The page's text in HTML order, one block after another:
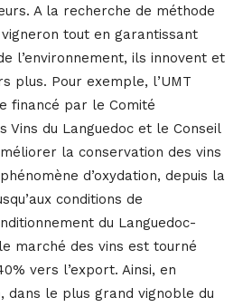
A la recherche de méthode
tout en garantissant
l’environnement, ils innovent et
plus. Pour exemple, l’UMT
financé par le Comité
Vins du Languedoc et le Conseil
la conservation des vins
d’oxydation, depuis la
conditions de
du Languedoc-
marché des vins est tourné
vers l’export. Ainsi, en
dans le plus grand vignoble du